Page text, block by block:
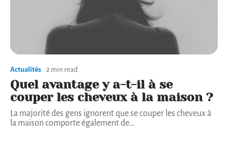
Actualités 2 min read
Quel avantage y a-t-il à se
couper les cheveux à la maison ?
La majorité des gens ignorent que se couper les cheveux à
la maison comporte également de…